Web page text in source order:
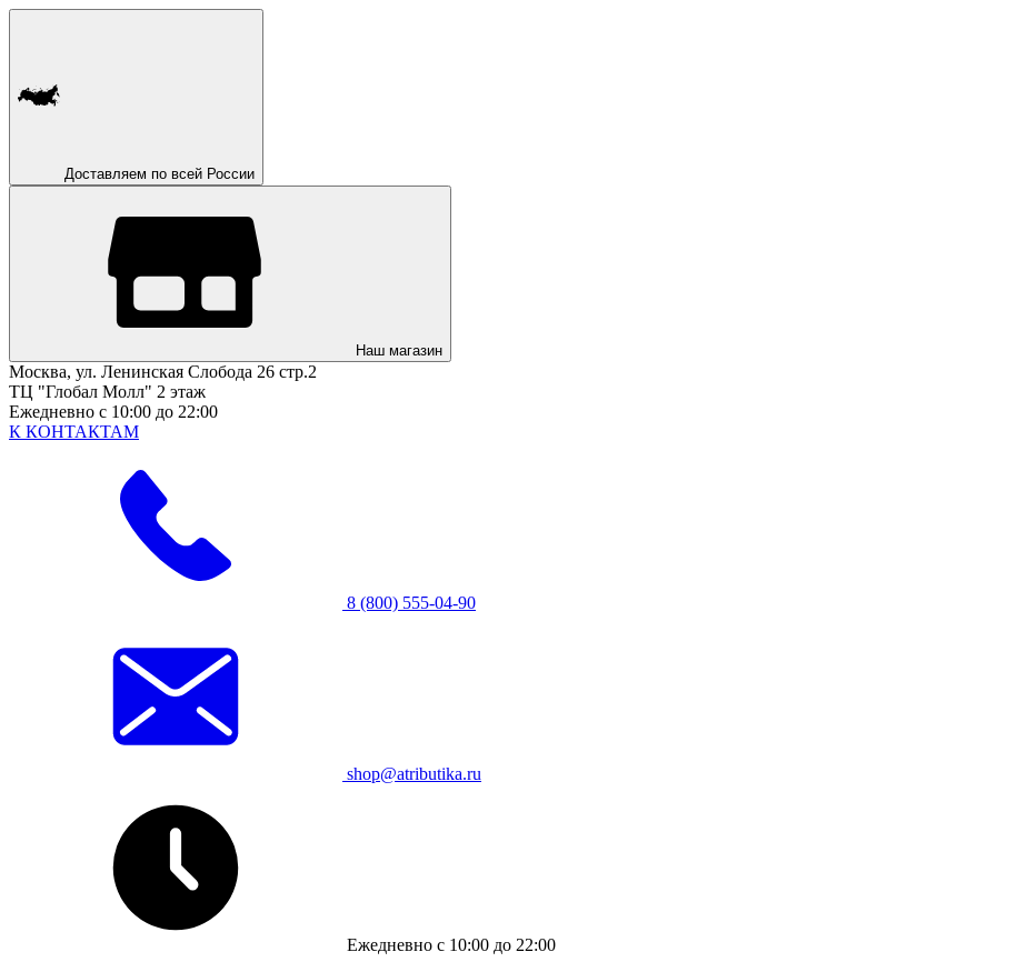
Доставляем по всей России
Наш магазин
Москва, ул. Ленинская Слобода 26 стр.2
ТЦ "Глобал Молл" 2 этаж
Ежедневно с 10:00 до 22:00
К КОНТАКТАМ
8 (800) 555-04-90
shop@atributika.ru
Ежедневно с 10:00 до 22:00